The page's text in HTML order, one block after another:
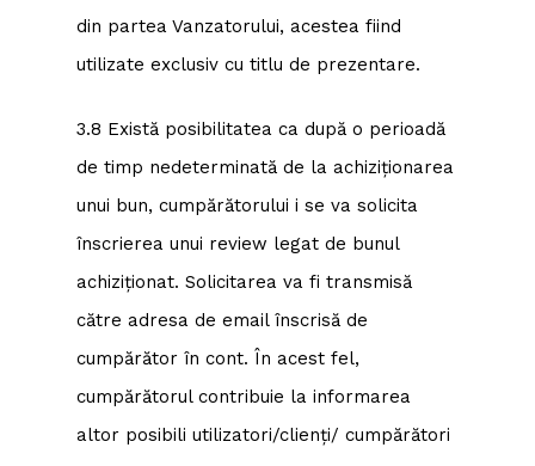
din partea Vanzatorului, acestea fiind
utilizate exclusiv cu titlu de prezentare.
3.8 Există posibilitatea ca după o perioadă
de timp nedeterminată de la achiziționarea
unui bun, cumpărătorului i se va solicita
înscrierea unui review legat de bunul
achiziționat. Solicitarea va fi transmisă
către adresa de email înscrisă de
cumpărător în cont. În acest fel,
cumpărătorul contribuie la informarea
altor posibili utilizatori/clienți/ cumpărători